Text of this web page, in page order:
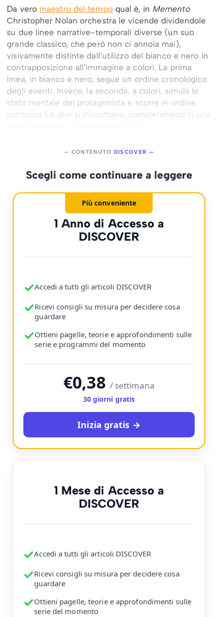
Da vero maestro del tempoqual è, in Memento
Christopher Nolan orchestra le vicende dividendole
su due linee narrative-temporali diverse (un suo
grande classico, che però non ci annoia mai),
visivamente distinte dall’utilizzo del bianco e nero in
contrapposizione all’immagine a colori. La prima
linea, in bianco e nero, segue un ordine cronologico
degli eventi. Invece, la seconda, a colori, simula lo
stato mentale del protagonista e scorre in ordine
contrario. Le due si incontrano, completandosi in una
— CONTENUTO DISCOVER —
Scegli come continuare a leggere
Più conveniente
1 Anno di Accesso a
DISCOVER
✓Accedi a tutti gli articoli DISCOVER
✓Ricevi consigli su misura per decidere cosa
guardare
✓Ottieni pagelle, teorie e approfondimenti sulle
serie e programmi del momento
€0,38 / settimana
30 giorni gratis
Inizia gratis →
1 Mese di Accesso a
DISCOVER
✓Accedi a tutti gli articoli DISCOVER
✓Ricevi consigli su misura per decidere cosa
guardare
✓Ottieni pagelle, teorie e approfondimenti sulle
serie del momento